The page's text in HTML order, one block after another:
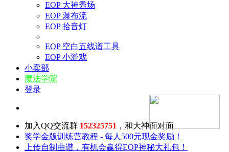
EOP 大神秀场
EOP 瀑布流
EOP 拾音灯
EOP 空白五线谱工具
EOP 小游戏
小卖部
魔法学院
登录
加入QQ交流群 152325751 ，和大神面对面
奖学金版训练营教程 - 每人500元现金奖励！
上传自制曲谱，有机会赢得EOP神秘大礼包！